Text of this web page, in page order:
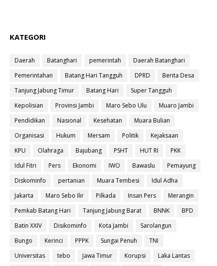
KATEGORI
Daerah Batanghari pemerintah
Daerah Batanghari
Pemerintahan
Batang Hari Tangguh DPRD
Berita Desa
Tanjung Jabung Timur
Batang Hari
Super Tangguh
Kepolisian
Provinsi Jambi Maro Sebo Ulu
Muaro Jambi
Pendidikan
Nasional Kesehatan
Muara Bulian
Organisasi
Hukum Mersam Politik
Kejaksaan
KPU
Olahraga Bajubang PSHT HUT RI
PKK
Idul Fitri
Pers Ekonomi IWO Bawaslu
Pemayung
Diskominfo
pertanian Muara Tembesi
Idul Adha
Jakarta
Maro Sebo Ilir Pilkada Insan Pers
Merangin
Pemkab Batang Hari
Tanjung Jabung Barat BNNK
BPD
Batin XXIV
Disikominfo Kota Jambi
Sarolangun
Bungo
Kerinci PPPK Sungai Penuh
TNI
Universitas
tebo Jawa Timur Korupsi
Laka Lantas